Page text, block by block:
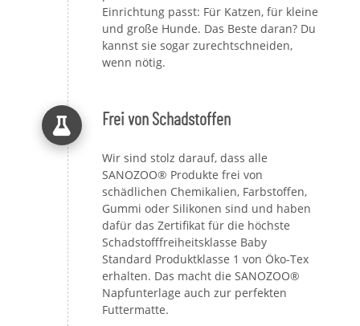
Einrichtung passt: Für Katzen, für kleine
und große Hunde. Das Beste daran? Du
kannst sie sogar zurechtschneiden,
wenn nötig.
Frei von Schadstoffen
Wir sind stolz darauf, dass alle
SANOZOO® Produkte frei von
schädlichen Chemikalien, Farbstoffen,
Gummi oder Silikonen sind und haben
dafür das Zertifikat für die höchste
Schadstofffreiheitsklasse Baby
Standard Produktklasse 1 von Öko-Tex
erhalten. Das macht die SANOZOO®
Napfunterlage auch zur perfekten
Futtermatte.